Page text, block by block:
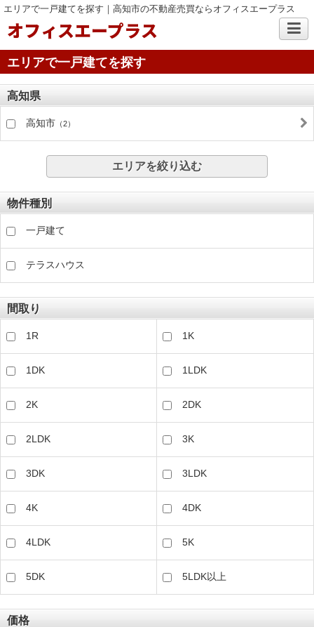
エリアで一戸建てを探す｜高知市の不動産売買ならオフィスエープラス
オフィスエープラス
エリアで一戸建てを探す
高知県
高知市 （2）
エリアを絞り込む
物件種別
一戸建て
テラスハウス
間取り
1R 1K
1DK 1LDK
2K 2DK
2LDK 3K
3DK 3LDK
4K 4DK
4LDK 5K
5DK 5LDK以上
価格